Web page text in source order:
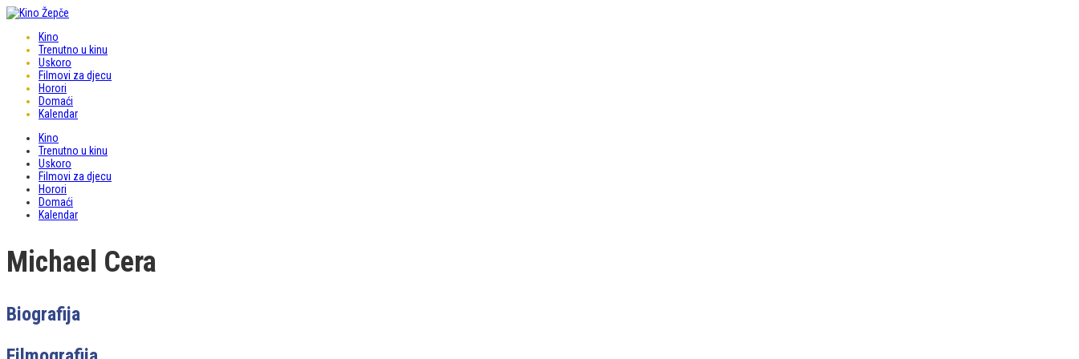
Kino
Trenutno u kinu
Uskoro
Filmovi za djecu
Horori
Domaći
Kalendar
Kino
Trenutno u kinu
Uskoro
Filmovi za djecu
Horori
Domaći
Kalendar
Michael Cera
Biografija